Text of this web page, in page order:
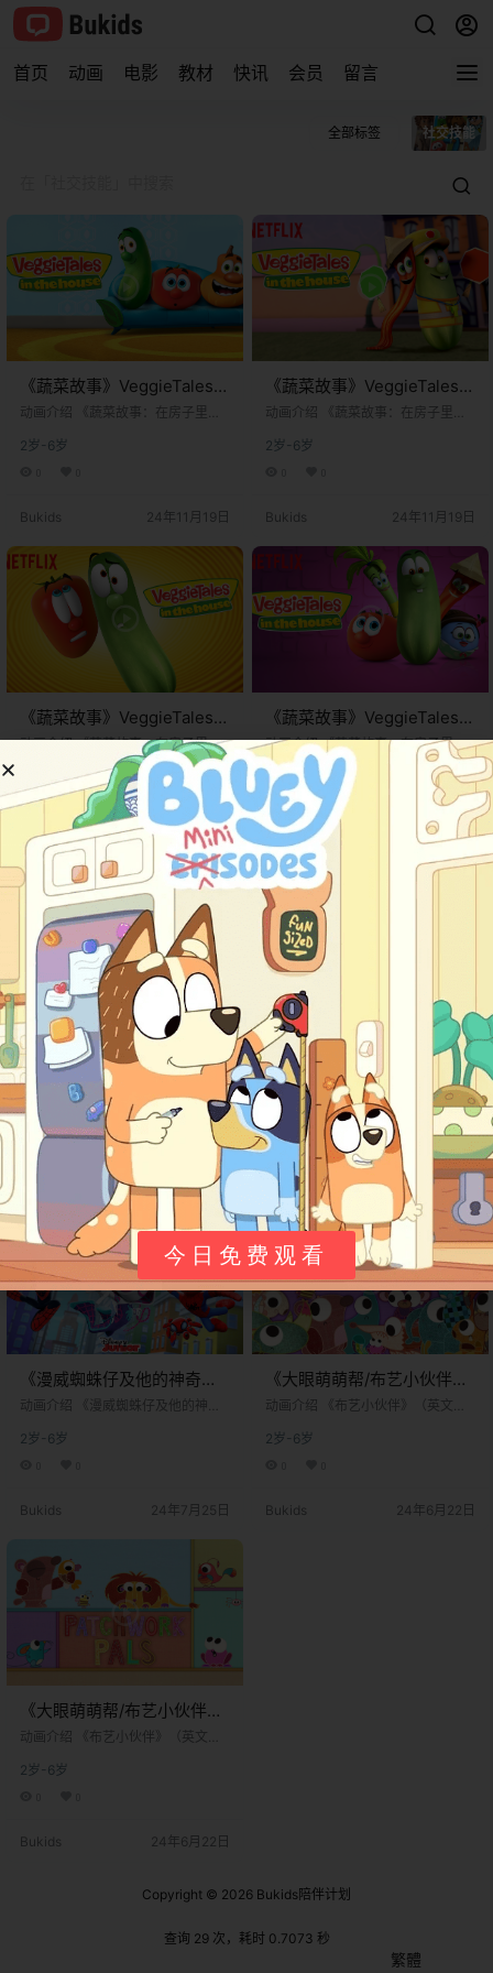
首页 动画 电影 教材 快讯 会员 留言
全部标签 社交技能
《蔬菜故事》VeggieTales
in the House英文版 第四季
动画介绍 《蔬菜故事：在房子里》
典动画系列《蔬菜故事》（VeggieT
新的演绎将故事场景从田园扩大到
《蔬菜故事》原版中的幽默风格和
教育意义。动画通过生动有趣的蔬
菜角色传递友谊、信仰、合作以及
解决问题的重要…
2岁-6岁
Bukids 24年11月19日
《蔬菜故事》VeggieTales
in the House英文版 第三季
动画介绍 《蔬菜故事：在房子里》
典动画系列《蔬菜故事》（VeggieT
新的演绎将故事场景从田园扩大到
《蔬菜故事》原版中的幽默风格和
教育意义。动画通过生动有趣的蔬
菜角色传递友谊、信仰、合作以及
解决问题的重要…
2岁-6岁
Bukids 24年11月19日
《蔬菜故事》VeggieTales
in the House英文版 第二季
动画介绍 《蔬菜故事：在房子里》
（VeggieTales in the House）是经
典动画系列《蔬菜故事》（VeggieT
ales）的衍生作品。这部动画由梦工
厂动画公司制作，于2014年至2016
年在Netflix平台独家播出。这次全
新的演绎将故事场景从田园扩大到
现代化的家庭环境，同时保留了
《蔬菜故事》原版中的幽默风格和
教育意义。动画通过生动有趣的蔬
菜角色传递友谊、信仰、合作以及
解决问题的重要…
2岁-6岁
0
Bukids 24年11月19日
《蔬菜故事》VeggieTales
in the House英文版 第一季
[全15集]
动画介绍 《蔬菜故事：在房子里》
（VeggieTales in the House）是经
典动画系列《蔬菜故事》（VeggieT
ales）的衍生作品。这部动画由梦工
厂动画公司制作，于2014年至2016
年在Netflix平台独家播出。这次全
新的演绎将故事场景从田园扩大到
现代化的家庭环境，同时保留了
《蔬菜故事》原版中的幽默风格和
教育意义。动画通过生动有趣的蔬
菜角色传递友谊、信仰、合作以及
解决问题的重要…
2岁-6岁
0 0
Bukids 24年11月19日
《暖心好麻吉》
Slumberkins英文版 第一季
[全8集]
动画介绍 《Slumberkins》（中文
常见译名：《思朗姆博克斯》）是
一部于2022年11月4日在全球流媒
体平台Apple TV+独家首播的美国学
龄前儿童动画系列。该剧由世界闻
名的木偶制作与动画公司吉姆·汉森
公司（The Jim Henson Compan
y）​ 倾力打造，是其标志性的“生物
商店”（Creature Shop）的又一力
作。 这部动画的独特之处在于它采
用了混合媒体（Hybrid M…
2岁-6岁
0
24年7月28日
《漫威蜘蛛仔及他的神奇朋
友》Spidey and His
Amazing Friends英文版 第
二季 [全29集]
动画介绍 《漫威蜘蛛仔及他的神奇
朋友》（Spidey and His Amazing
Friends）是一部面向学龄前儿童的
3D动画剧集，由漫威动画工作室制
作，2021年首播于迪士尼频道和Dis
ney Junior。这部动画以年轻的蜘蛛
侠彼得·帕克（Peter Parker）为主
角，讲述他与他的神奇朋友们——
迈尔斯·莫拉莱斯（Miles Morales）
和格温·斯黛西（Gwen Stacy），
如何…
2岁-6岁
Bukids 24年7月25日
《漫威蜘蛛仔及他的神奇朋
友》Spidey and His
一季 [全25集]
动画介绍 《漫威蜘蛛仔及他的神奇
Friends）是一部面向学龄前儿童的
侠彼得·帕克（Peter Parker）为主
和格温·斯黛西（Gwen Stacy），
如何…
2岁-6岁
Bukids 24年7月25日
《大眼萌萌帮/布艺小伙伴》
Patchwork Pals英文版 第二
动画介绍 《布艺小伙伴》（英文原
国广播公司（BBC）​ 旗下著名儿童
特的手工布艺视觉风格和温馨友爱
2岁-6岁
Bukids 24年6月22日
《大眼萌萌帮/布艺小伙伴》
Patchwork Pals英文版 第一
动画介绍 《布艺小伙伴》（英文原
国广播公司（BBC）​ 旗下著名儿童
特的手工布艺视觉风格和温馨友爱
这部动画的核心创意源于传统的手
2岁-6岁
Bukids 24年6月22日
Copyright © 2026 Bukids陪伴计划
查询 29 次，耗时 0.7073 秒
繁體
今日免费观看